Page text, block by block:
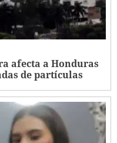
afecta a Honduras
de partículas